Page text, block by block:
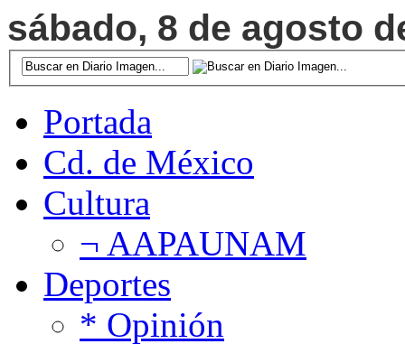
sábado, 8 de agosto
Portada
Cd. de México
Cultura
¬ AAPAUNAM
Deportes
* Opinión